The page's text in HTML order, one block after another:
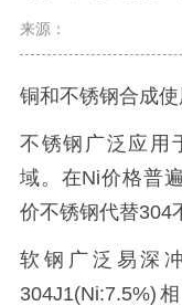
来源：
铜和不锈钢合成使
不锈钢广泛应用
域。在Ni价格普
价不锈钢代替304
软钢广泛易深
304J1(Ni:7.5%)